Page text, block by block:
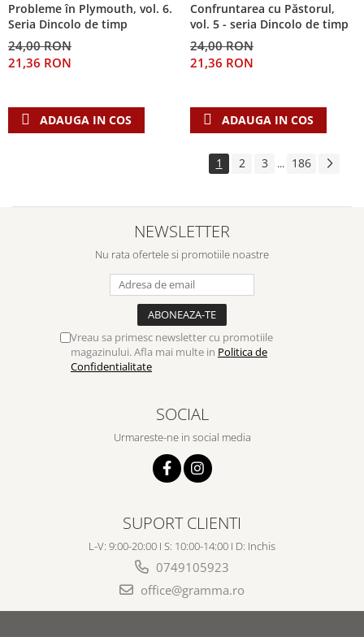
Probleme în Plymouth, vol. 6.
Seria Dincolo de timp
24,00 RON
21,36 RON
ADAUGA IN COS
Confruntarea cu Păstorul,
vol. 5 - seria Dincolo de timp
24,00 RON
21,36 RON
ADAUGA IN COS
1 2 3 ... 186
NEWSLETTER
Nu rata ofertele si promotiile noastre
Vreau sa primesc newsletter cu promotiile
magazinului. Afla mai multe in Politica de
Confidentialitate
SOCIAL
Urmareste-ne in social media
SUPORT CLIENTI
L-V: 9:00-20:00 I S: 10:00-14:00 I D: Inchis
0749105923
office@gramma.ro